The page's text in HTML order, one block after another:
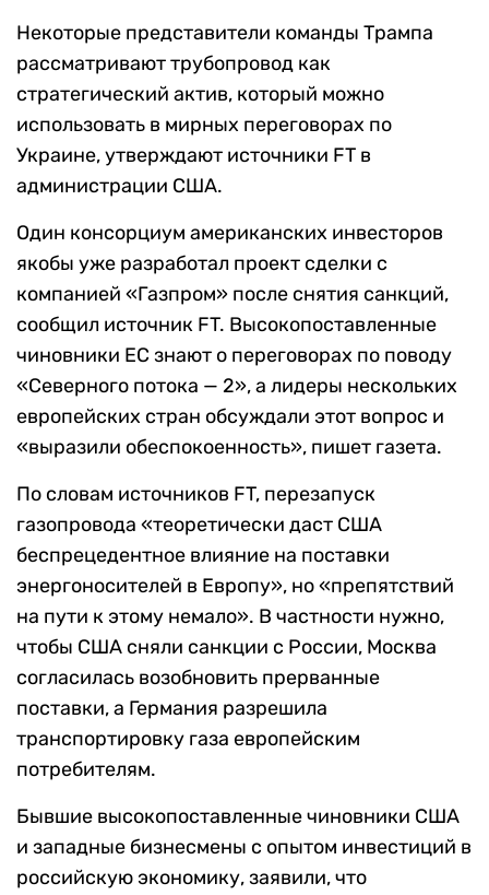
Некоторые представители команды Трампа
рассматривают трубопровод как
стратегический актив, который можно
использовать в мирных переговорах по
Украине, утверждают источники FT в
администрации США.
Один консорциум американских инвесторов
якобы уже разработал проект сделки с
компанией «Газпром» после снятия санкций,
сообщил источник FT. Высокопоставленные
чиновники ЕС знают о переговорах по поводу
«Северного потока — 2», а лидеры нескольких
европейских стран обсуждали этот вопрос и
«выразили обеспокоенность», пишет газета.
По словам источников FT, перезапуск
газопровода «теоретически даст США
беспрецедентное влияние на поставки
энергоносителей в Европу», но «препятствий
на пути к этому немало». В частности нужно,
чтобы США сняли санкции с России, Москва
согласилась возобновить прерванные
поставки, а Германия разрешила
транспортировку газа европейским
потребителям.
Бывшие высокопоставленные чиновники США
и западные бизнесмены с опытом инвестиций в
российскую экономику, заявили, что